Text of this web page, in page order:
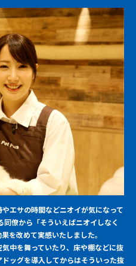
エサの時間などニオイが気になって
僚から「そういえばニオイしなく
を改めて実感いたしました。
中を舞っていたり、床や棚などに抜
ッグを導入してからはそういった抜